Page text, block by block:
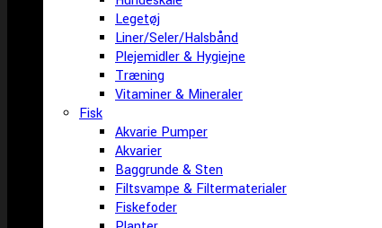
Legetøj
Liner/Seler/Halsbånd
Plejemidler & Hygiejne
Træning
Vitaminer & Mineraler
Fisk
Akvarie Pumper
Akvarier
Baggrunde & Sten
Filtsvampe & Filtermaterialer
Fiskefoder